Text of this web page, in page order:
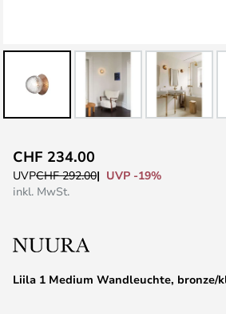
Anfang
der
Liila 1 Medium Wandleuchte, bronze/
CHF 234.00
UVPCHF 292.00
UVP -19%
inkl. MwSt.